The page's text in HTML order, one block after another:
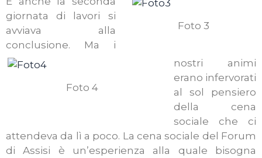
Foto 3
Foto 4
giornata di lavori si
avviava alla
conclusione. Ma i
nostri animi
erano infervorati
al sol pensiero
della cena
sociale che ci
attendeva da lì a poco. La cena sociale del Forum
di Assisi è un’esperienza alla quale bisogna